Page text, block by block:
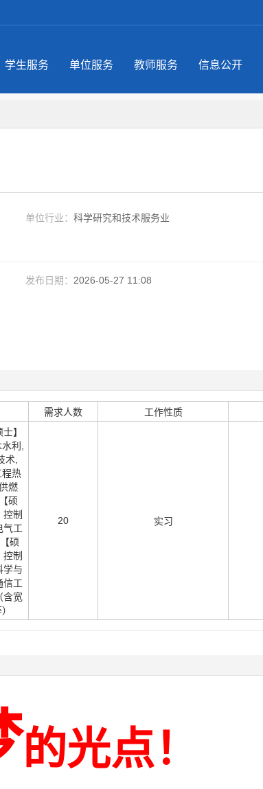
学生服务 单位服务 教师服务 信息公开
单位行业：科学研究和技术服务业
发布日期： 2026-05-27 11:08
需求人数 工作性质
】
利,
术,
程热
燃
硕
制
气工
硕
制
学与
信工
含宽
20 实习
的光点！